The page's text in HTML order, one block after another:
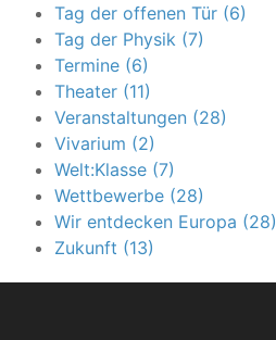
Tag der offenen Tür (6)
Tag der Physik (7)
Termine (6)
Theater (11)
Veranstaltungen (28)
Vivarium (2)
Welt:Klasse (7)
Wettbewerbe (28)
Wir entdecken Europa (28)
Zukunft (13)